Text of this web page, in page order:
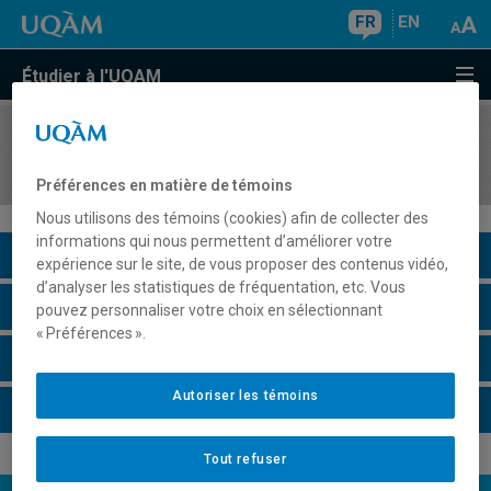
FR EN
Étudier à l'UQAM
COURS//
Description du cours
Horaire - Été 2026
Préférences en matière de témoins
Nous utilisons des témoins (cookies) afin de collecter des
informations qui nous permettent d’améliorer votre
expérience sur le site, de vous proposer des contenus vidéo,
d’analyser les statistiques de fréquentation, etc. Vous
pouvez personnaliser votre choix en sélectionnant
« Préférences ».
Tout refuser
Autoriser les témoins